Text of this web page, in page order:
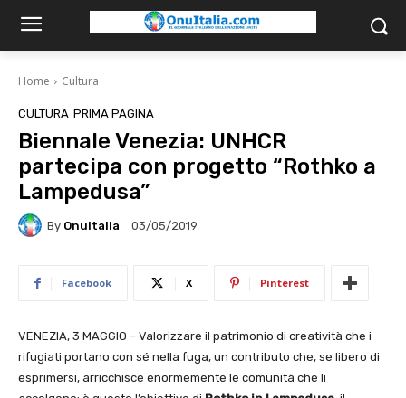
Home Cultura
CULTURA PRIMA PAGINA
Biennale Venezia: UNHCR
partecipa con progetto “Rothko a
Lampedusa”
By OnuItalia 03/05/2019
Facebook X Pinterest
VENEZIA, 3 MAGGIO – Valorizzare il patrimonio di creatività che i
rifugiati portano con sé nella fuga, un contributo che, se libero di
esprimersi, arricchisce enormemente le comunità che li